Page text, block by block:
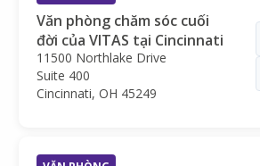
Văn phòng chăm sóc cuối
đời của VITAS tại Cincinnati
11500 Northlake Drive
Suite 400
Cincinnati, OH 45249